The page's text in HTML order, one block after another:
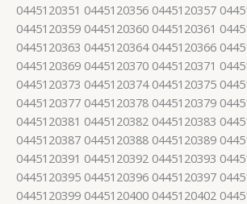
0445120351 0445120356 0445120357
0445120359 0445120360 0445120361
0445120363 0445120364 0445120366
0445120369 0445120370 0445120371
0445120373 0445120374 0445120375
0445120377 0445120378 0445120379
0445120381 0445120382 0445120383
0445120387 0445120388 0445120389
0445120391 0445120392 0445120393
0445120395 0445120396 0445120397
0445120399 0445120400 0445120402